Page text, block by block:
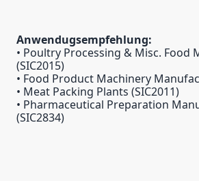
Anwendugsempfehlung:
• Poultry Processing & Misc. Food
(SIC2015)
• Food Product Machinery
• Meat Packing Plants (SIC2011)
• Pharmaceutical Preparation
(SIC2834)